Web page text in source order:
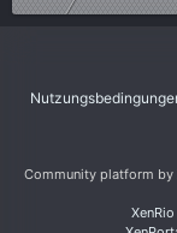
Community platform by